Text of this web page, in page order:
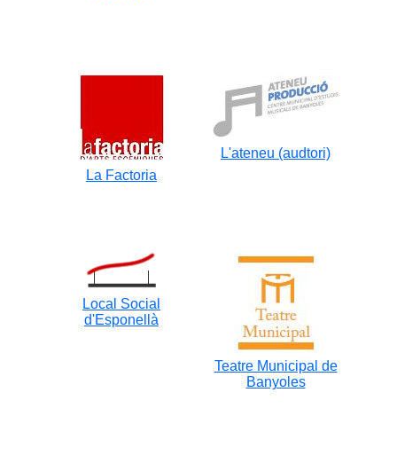
La Factoria
L'ateneu (audtori)
Local Social
d'Esponellà
Teatre Municipal de
Banyoles